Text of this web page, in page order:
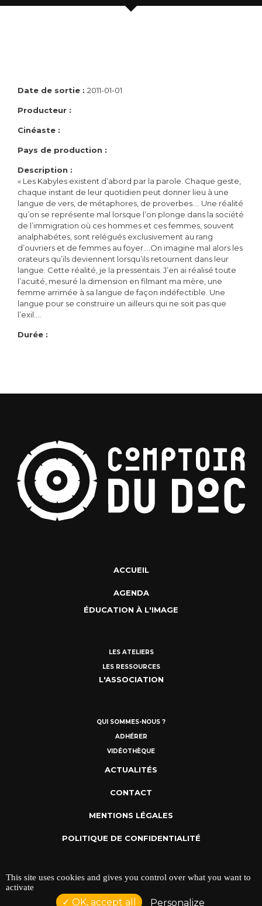
Date de sortie : 2011-01-01
Producteur :
Cinéaste :
Pays de production :
Description :
« Les Kabyles existent d’abord par la parole. Chaque geste,
chaque instant de leur quotidien peut donner lieu à une
langue de vers, de métaphores, de proverbes…. Une réalité
qu’on se représente mal lorsque l’on plonge dans la société
de l’immigration où ces hommes et ces femmes, souvent
analphabétes, sont relégués exclusivement au rang
d’ouvriers et de femmes au foyer….On imagine mal alors les
orateurs qu’ils deviennent lorsqu’ils retournent dans leur
langue. Cette réalité, je la pressentais. J’en ai réalisé toute
l’acuité, mesuré la dimension en filmant ma mère, une
femme arrimée à sa langue de façon indéfectible. Une
langue pour se construire un ailleurs qui ne soit pas que
l’exil….
Durée :
ACCUEIL
AGENDA
ÉDUCATION À L'IMAGE
LES ATELIERS
LES RESSOURCES
L'ASSOCIATION
QUI SOMMES-NOUS ?
ADHÉRER
VIDÉOTHÈQUE
ACTUALITÉS
CONTACT
MENTIONS LÉGALES
POLITIQUE DE CONFIDENTIALITÉ
This site uses cookies and gives you control over what you want to
activate
OK, accept all Personalize